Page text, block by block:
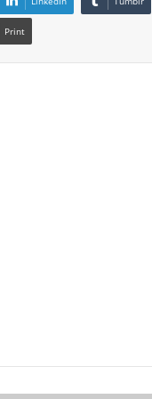
Print